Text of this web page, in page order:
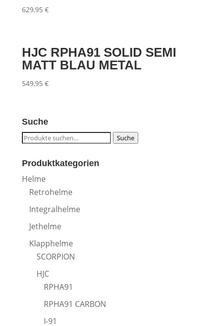
629,95 €
HJC RPHA91 SOLID SEMI
MATT BLAU METAL
549,95 €
Suche
Suche
Suche
Produktkategorien
Helme
Retrohelme
Integralhelme
Jethelme
Klapphelme
SCORPION
HJC
RPHA91
RPHA91 CARBON
I-91